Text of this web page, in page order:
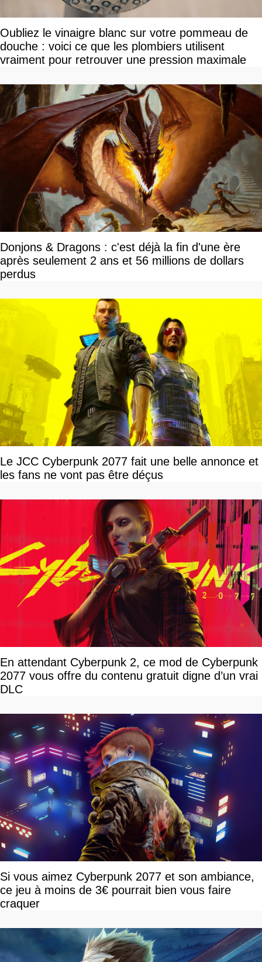
Oubliez le vinaigre blanc sur votre pommeau de
douche : voici ce que les plombiers utilisent
vraiment pour retrouver une pression maximale
Donjons & Dragons : c'est déjà la fin d'une ère
après seulement 2 ans et 56 millions de dollars
perdus
Le JCC Cyberpunk 2077 fait une belle annonce et
les fans ne vont pas être déçus
En attendant Cyberpunk 2, ce mod de Cyberpunk
2077 vous offre du contenu gratuit digne d’un vrai
DLC
Si vous aimez Cyberpunk 2077 et son ambiance,
ce jeu à moins de 3€ pourrait bien vous faire
craquer